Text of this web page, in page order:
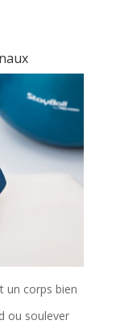
un corps bien
ou soulever